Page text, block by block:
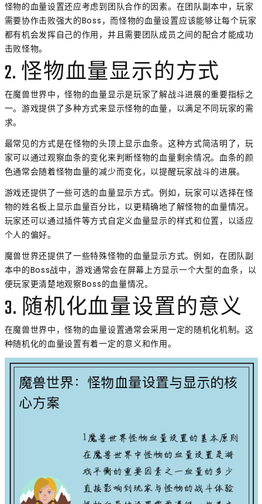
怪物的血量设置还应考虑到团队合作的因素。在团队副本中，玩家
需要协作击败强大的Boss，而怪物的血量设置应该能够让每个玩家
都有机会发挥自己的作用，并且需要团队成员之间的配合才能成功
击败怪物。
2. 怪物血量显示的方式
在魔兽世界中，怪物的血量显示是玩家了解战斗进展的重要指标之
一。游戏提供了多种方式来显示怪物的血量，以满足不同玩家的需
求。
最常见的方式是在怪物的头顶上显示血条。这种方式简洁明了，玩
家可以通过观察血条的变化来判断怪物的血量剩余情况。血条的颜
色通常会随着怪物血量的减少而变化，以提醒玩家战斗的进展。
游戏还提供了一些可选的血量显示方式。例如，玩家可以选择在怪
物的姓名板上显示血量百分比，以更精确地了解怪物的血量情况。
玩家还可以通过插件等方式自定义血量显示的样式和位置，以适应
个人的偏好。
魔兽世界还提供了一些特殊怪物的血量显示方式。例如，在团队副
本中的Boss战中，游戏通常会在屏幕上方显示一个大型的血条，以
便玩家更清楚地观察Boss的血量情况。
3. 随机化血量设置的意义
在魔兽世界中，怪物的血量设置通常会采用一定的随机化机制。这
种随机化的血量设置有着一定的意义和作用。